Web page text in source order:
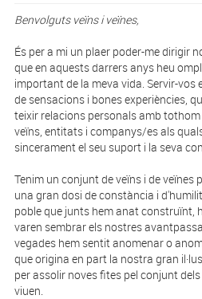
Benvolguts veïns i veïnes,
És per a mi un plaer poder-me dirigir
que en aquests darrers anys heu
important de la meva vida. Servir-
de sensacions i bones experiències,
teixir relacions personals amb tothom
veïns, entitats i companys/es als
sincerament el seu suport i la seva
Tenim un conjunt de veïns i de
una gran dosi de constància i
poble que junts hem anat construïnt,
varen sembrar els nostres
vegades hem sentit anomenar o
que origina en part la nostra gran
per assolir noves fites pel conjunt
viuen.